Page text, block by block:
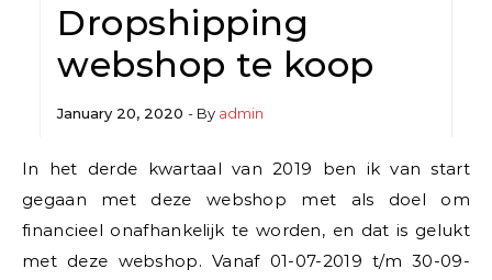
Dropshipping
webshop te koop
January 20, 2020 - By admin
In het derde kwartaal van 2019 ben ik van start
gegaan met deze webshop met als doel om
financieel onafhankelijk te worden, en dat is gelukt
met deze webshop. Vanaf 01-07-2019 t/m 30-09-